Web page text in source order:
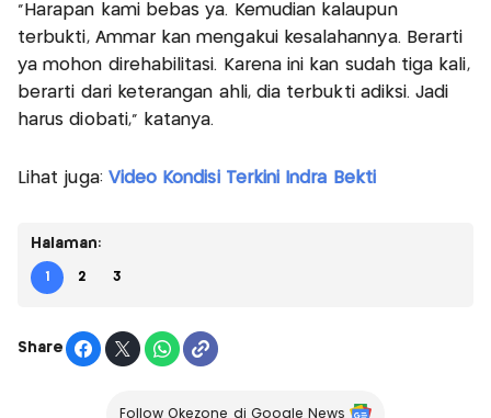
"Harapan kami bebas ya. Kemudian kalaupun
terbukti, Ammar kan mengakui kesalahannya. Berarti
ya mohon direhabilitasi. Karena ini kan sudah tiga kali,
berarti dari keterangan ahli, dia terbukti adiksi. Jadi
harus diobati," katanya.
Lihat juga: Video Kondisi Terkini Indra Bekti
Halaman:
1 2 3
Share
Follow Okezone di Google News